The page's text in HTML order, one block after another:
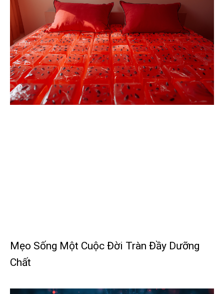
Mẹo Sống Một Cuộc Đời Tràn Đầy Dưỡng
Chất